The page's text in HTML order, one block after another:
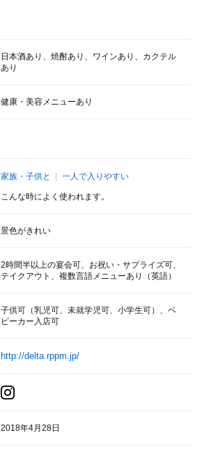
日本酒あり、焼酎あり、ワインあり、カクテル
あり
健康・美容メニューあり
家族・子供と 一人で入りやすい
こんな時によく使われます。
景色がきれい
2時間半以上の宴会可、お祝い・サプライズ可、
テイクアウト、複数言語メニューあり（英語）
子供可（乳児可、未就学児可、小学生可）、ベ
ビーカー入店可
http://delta.rppm.jp/
2018年4月28日